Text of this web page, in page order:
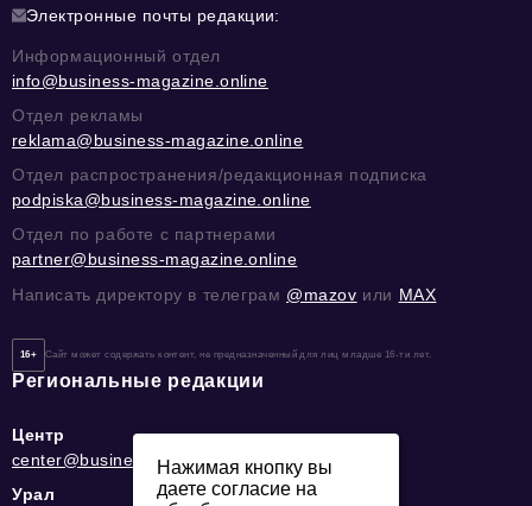
Электронные почты редакции:
Информационный отдел
info@business-magazine.online
Отдел рекламы
reklama@business-magazine.online
Отдел распространения/редакционная подписка
podpiska@business-magazine.online
Отдел по работе с партнерами
partner@business-magazine.online
Написать директору в телеграм @mazov или MAX
16+ Сайт может содержать контент, не предназначенный для лиц младше 16-ти лет.
Региональные редакции
Центр
center@business-magazine.online
Урал
Нажимая кнопку вы
даете согласие на